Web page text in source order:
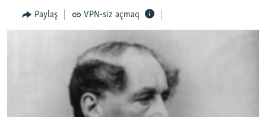
QANUNI DOĞRU
FOTOQALEREYA
HAQQIMIZDA
Paylaş VPN-siz açmaq